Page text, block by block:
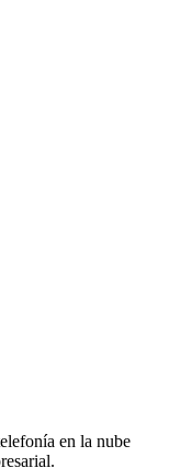
en la nube